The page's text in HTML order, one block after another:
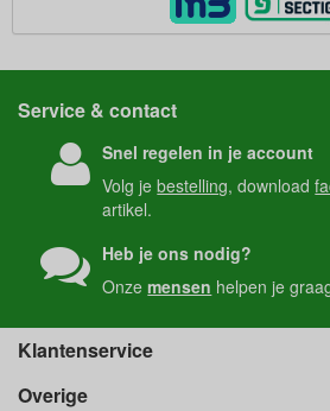
Service & contact
Snel regelen in je account
Volg jebestelling, download
artikel.
Heb je ons nodig?
Onzemensen helpen je
Klantenservice
Overige